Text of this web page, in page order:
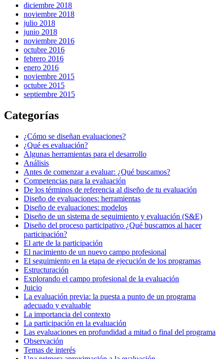
diciembre 2018
noviembre 2018
julio 2018
junio 2018
noviembre 2016
octubre 2016
febrero 2016
enero 2016
noviembre 2015
octubre 2015
septiembre 2015
Categorías
¿Cómo se diseñan evaluaciones?
¿Qué es evaluación?
Algunas herramientas para el desarrollo
Análisis
Antes de comenzar a evaluar: ¿Qué buscamos?
Competencias para la evaluación
De los términos de referencia al diseño de tu evaluación
Diseño de evaluaciones: herramientas
Diseño de evaluaciones: modelos
Diseño de un sistema de seguimiento y evaluación (S&E)
Diseño del proceso participativo ¿Qué buscamos al hacer
participación?
El arte de la participación
El nacimiento de un nuevo campo profesional
El seguimiento en la etapa de ejecución de los programas
Estructuración
Explorando el campo profesional de la evaluación
Juicio
La evaluación previa: la puesta a punto de un programa
adecuado y evaluable
La importancia del contexto
La participación en la evaluación
Las evaluaciones en profundidad a mitad o final del programa
Observación
Temas de interés